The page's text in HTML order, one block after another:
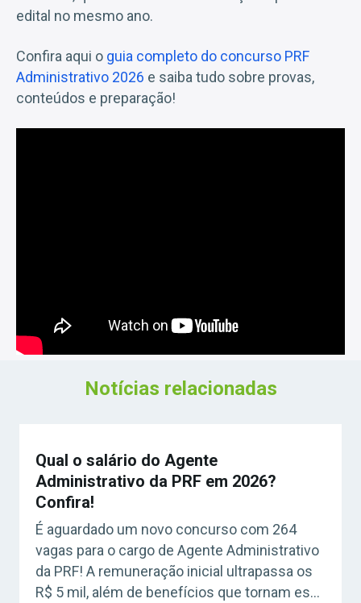
edital no mesmo ano.
Confira aqui o guia completo do concurso PRF
Administrativo 2026 e saiba tudo sobre provas,
conteúdos e preparação!
Notícias relacionadas
Qual o salário do Agente
Administrativo da PRF em 2026?
Confira!
É aguardado um novo concurso com 264
vagas para o cargo de Agente Administrativo
da PRF! A remuneração inicial ultrapassa os
R$ 5 mil, além de benefícios que tornam essa